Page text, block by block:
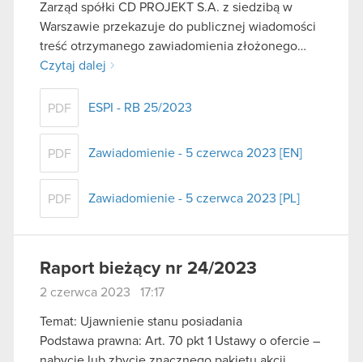
Zarząd spółki CD PROJEKT S.A. z siedzibą w
Warszawie przekazuje do publicznej wiadomości
treść otrzymanego zawiadomienia złożonego…
Czytaj dalej
PDF ESPI - RB 25/2023
PDF Zawiadomienie - 5 czerwca 2023 [EN]
PDF Zawiadomienie - 5 czerwca 2023 [PL]
Raport bieżący nr 24/2023
2 czerwca 2023 17:17
Temat: Ujawnienie stanu posiadania
Podstawa prawna: Art. 70 pkt 1 Ustawy o ofercie –